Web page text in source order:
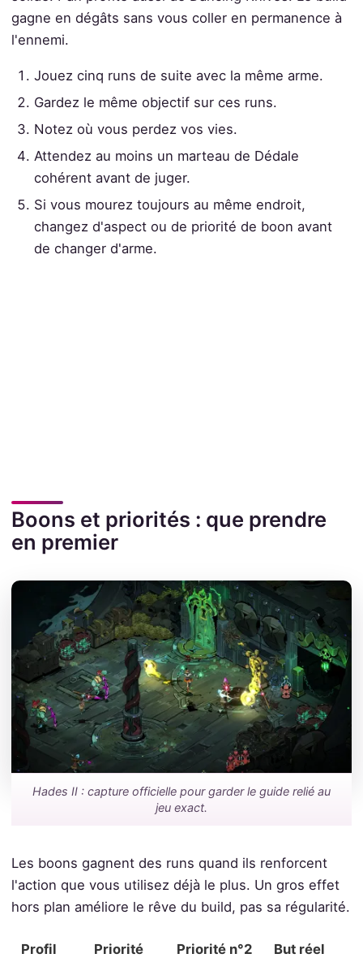
gagne en dégâts sans vous coller en permanence à
l'ennemi.
Jouez cinq runs de suite avec la même arme.
Gardez le même objectif sur ces runs.
Notez où vous perdez vos vies.
Attendez au moins un marteau de Dédale
cohérent avant de juger.
Si vous mourez toujours au même endroit,
changez d'aspect ou de priorité de boon avant
de changer d'arme.
Boons et priorités : que prendre
en premier
Hades II : capture officielle pour garder le guide relié au
jeu exact.
Les boons gagnent des runs quand ils renforcent
l'action que vous utilisez déjà le plus. Un gros effet
hors plan améliore le rêve du build, pas sa régularité.
Profil
Priorité
Priorité n°2 But réel